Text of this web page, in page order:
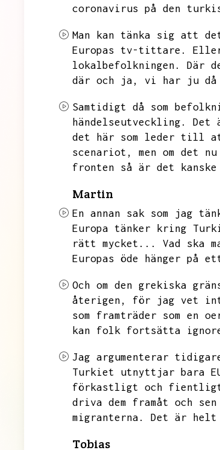
coronavirus på den
Man kan tänka sig att
Europas tv-tittare.
lokalbefolkningen.
Där
där och ja,
vi har ju då
Samtidigt då som
händelseutveckling.
Det
det här som leder till
scenariot,
men om det
fronten så är det
Martin
En annan sak som jag
Europa tänker kring
rätt mycket...
Vad ska
Europas öde hänger
Och om den grekiska
återigen,
för jag vet
som framträder som en
kan folk fortsätta
Jag argumenterar
Turkiet utnyttjar bara
förkastligt och fientligt
driva dem framåt och
migranterna.
Det är
Tobias